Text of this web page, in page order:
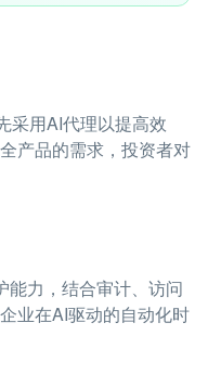
采用AI代理以提高效
产品的需求，投资者对
能力，结合审计、访问
业在AI驱动的自动化时